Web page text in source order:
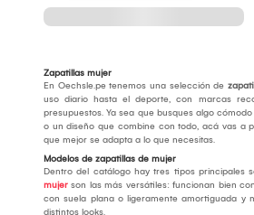
Zapatillas mujer
En Oechsle.pe tenemos una selección de
uso diario hasta el deporte, con marcas
presupuestos. Ya sea que busques algo
o un diseño que combine con todo, acá vas a
que mejor se adapta a lo que necesitas.
Modelos de zapatillas de mujer
Dentro del catálogo hay tres tipos principales
mujer son las más versátiles: funcionan bien con
con suela plana o ligeramente amortiguada y
distintos looks.